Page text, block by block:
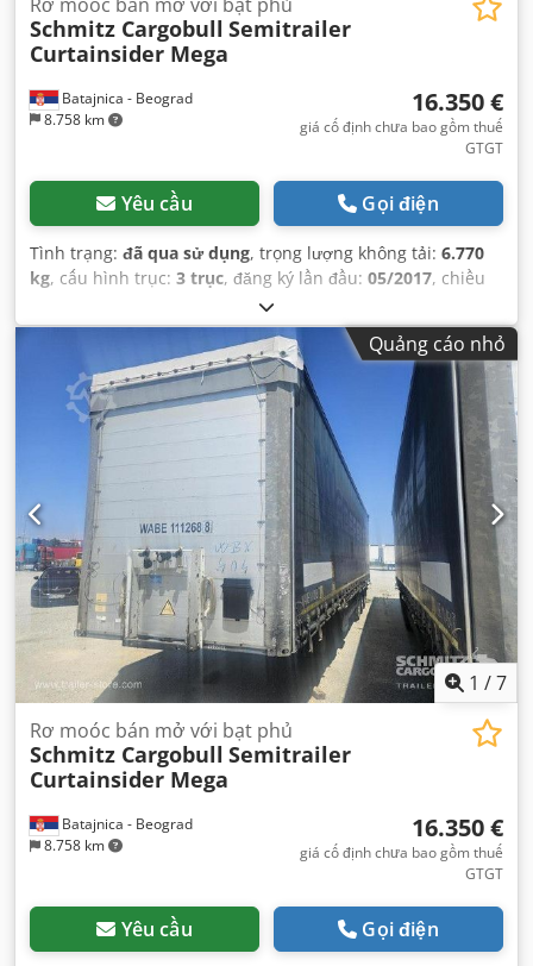
Batajnica - Beograd
8.758 km
Schmitz Cargobull Semitrailer
Curtainsider Mega
16.350 €
giá cố định chưa bao gồm thuế
GTGT
Yêu cầu Gọi điện
Tình trạng: đã qua sử dụng, trọng lượng không tải: 6.770
kg, cấu hình trục: 3 trục, đăng ký lần đầu: 05/2017, chiều
13.620 mm
hàng:2.480 mm, chiều cao khoang chứa hàng:3.000 mm,
thể tích khoang chứa hàng:101 m³ , hệ thống treo:không
, kích thước lốp xe:385/55 R22,5 bạc
, Năm
sản xuất:2017, Thiết bị:ABS,
Quảng cáo nhỏ
1 /7
Batajnica - Beograd
8.758 km
Rơ moóc bán mở với bạt phủ
Schmitz Cargobull Semitrailer
Curtainsider Mega
16.350 €
giá cố định chưa bao gồm thuế
GTGT
Yêu cầu Gọi điện